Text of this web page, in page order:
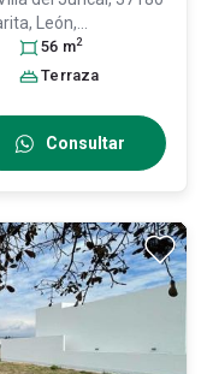
León,
56 m2
Terraza
Consultar